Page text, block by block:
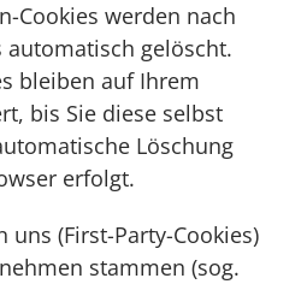
Cookies werden nach
automatisch gelöscht.
bleiben auf Ihrem
bis Sie diese selbst
Löschung
erfolgt.
uns (First-Party-Cookies)
stammen (sog.